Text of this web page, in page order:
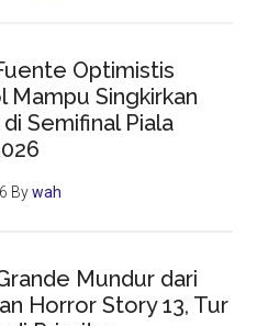
Optimistis
Mampu Singkirkan
di Semifinal Piala
Bywah
Mundur dari
Horror Story 13, Tur